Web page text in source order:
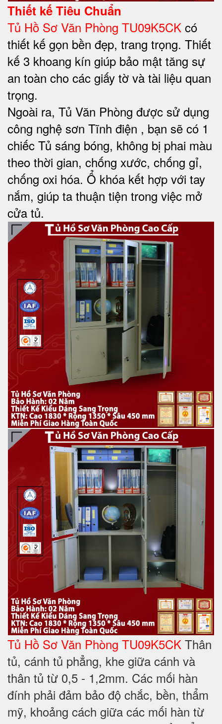
Thiết kế Tiêu Chuẩn
Tủ Hồ Sơ Văn Phòng TU09K5CK có
thiết kế gọn bền đẹp, trang trọng. Thiết
kế 3 khoang kín giúp bảo mật tăng sự
an toàn cho các giấy tờ và tài liệu quan
trọng.
Ngoài ra, Tủ Văn Phòng được sử dụng
công nghệ sơn Tĩnh điện , bạn sẽ có 1
chiếc Tủ sáng bóng, không bị phai màu
theo thời gian, chống xước, chống gỉ,
chống oxi hóa. Ổ khóa kết hợp với tay
nắm, giúp ta thuận tiện trong việc mở
cửa tủ.
Tủ Hồ Sơ Văn Phòng TU09K5CK Thân
tủ, cánh tủ phẳng, khe giữa cánh và
thân tủ từ 0,5 - 1,2mm. Các mối hàn
đính phải đảm bảo độ chắc, bền, thẩm
mỹ, khoảng cách giữa các mối hàn từ